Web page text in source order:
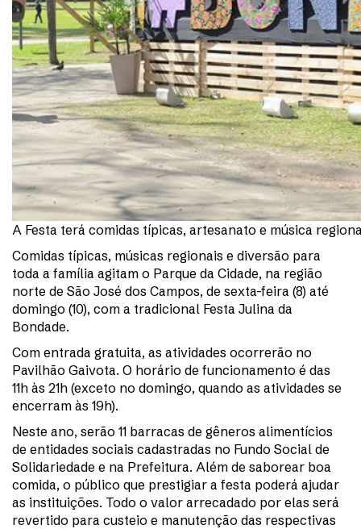
A Festa terá comidas típicas, artesanato e música
Comidas típicas, músicas regionais e diversão para
toda a família agitam o Parque da Cidade, na região
norte de São José dos Campos, de sexta-feira (8) até
domingo (10), com a tradicional Festa Julina da
Bondade.
Com entrada gratuita, as atividades ocorrerão no
Pavilhão Gaivota. O horário de funcionamento é das
11h às 21h (exceto no domingo, quando as atividades se
encerram às 19h).
Neste ano, serão 11 barracas de gêneros alimentícios
de entidades sociais cadastradas no Fundo Social de
Solidariedade e na Prefeitura. Além de saborear boa
comida, o público que prestigiar a festa poderá ajudar
as instituições. Todo o valor arrecadado por elas será
revertido para custeio e manutenção das respectivas